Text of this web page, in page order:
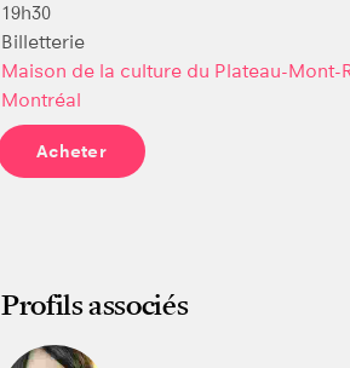
19h30
Billetterie
Maison de la culture du Plateau-Mont-
Montréal
Acheter
Profils associés